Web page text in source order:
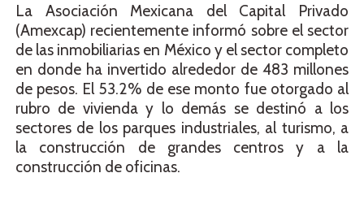
La Asociación Mexicana del Capital Privado
(Amexcap) recientemente informó sobre el sector
de las inmobiliarias en México y el sector completo
en donde ha invertido alrededor de 483 millones
de pesos. El 53.2% de ese monto fue otorgado al
rubro de vivienda y lo demás se destinó a los
sectores de los parques industriales, al turismo, a
la construcción de grandes centros y a la
construcción de oficinas.